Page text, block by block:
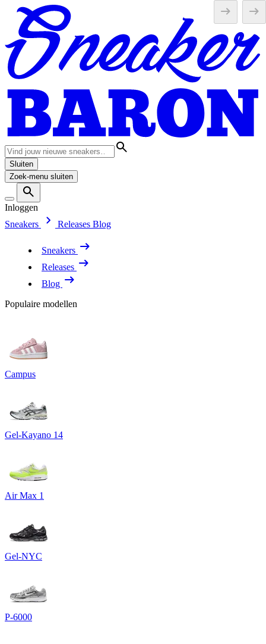
Sluiten
Zoek-menu sluiten
Inloggen
Sneakers
Releases Blog
Sneakers
Releases
Blog
Populaire modellen
Campus
Gel-Kayano 14
Air Max 1
Gel-NYC
P-6000